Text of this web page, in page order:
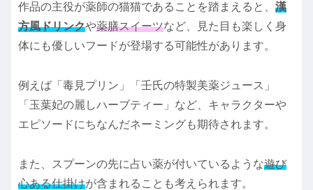
作品の主役が薬師の猫猫であることを踏まえると、 漢
方風ドリンクや薬膳スイーツなど、見た目も楽しく身
体にも優しいフードが登場する可能性があります。
例えば「毒見プリン」「壬氏の特製美薬ジュース」
「玉葉妃の麗しハーブティー」など、キャラクターや
エピソードにちなんだネーミングも期待されます。
また、スプーンの先に占い薬が付いているような遊び
心ある仕掛けが含まれることも考えられます。